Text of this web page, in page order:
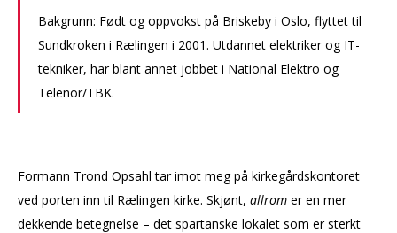
Bakgrunn: Født og oppvokst på Briskeby i Oslo, flyttet til
Sundkroken i Rælingen i 2001. Utdannet elektriker og IT-
tekniker, har blant annet jobbet i National Elektro og
Telenor/TBK.
Formann Trond Opsahl tar imot meg på kirkegårdskontoret
ved porten inn til Rælingen kirke. Skjønt, allrom er en mer
dekkende betegnelse – det spartanske lokalet som er sterkt